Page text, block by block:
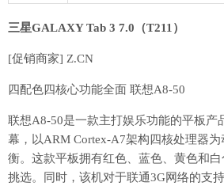
三星GALAXY Tab 3 7.0（T211）
[促销商家] Z.CN
四配色四核心功能全面 联想A8-50
联想A8-50是一款主打娱乐功能的平板产
幕，以ARM Cortex-A7架构四核处理器
衡。这款平板拥有红色、蓝色、黄色和
挑选。同时，该机对于联通3G网络的支